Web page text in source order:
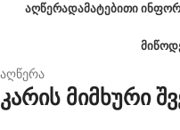
ᲐᲦᲬᲔᲠᲐᲓᲐᲛᲐᲢᲔᲑᲘᲗᲘ
აღწერა
კარის მიმხური